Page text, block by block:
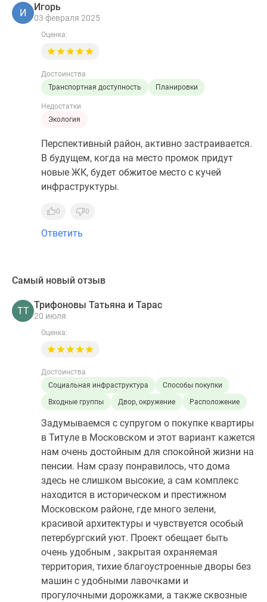
И
Игорь
03 февраля 2025
Оценка:
Достоинства
Транспортная доступность
Планировки
Недостатки
Экология
Перспективный район, активно застраивается.
В будущем, когда на место промок придут
новые ЖК, будет обжитое место с кучей
инфраструктуры.
0 0
Ответить
Самый новый отзыв
ТТ
Трифоновы Татьяна и Тарас
20 июля
Оценка:
Достоинства
Социальная инфраструктура
Способы покупки
Входные группы
Двор, окружение Расположение
Задумываемся с супругом о покупке квартиры
в Титуле в Московском и этот вариант кажется
нам очень достойным для спокойной жизни на
пенсии. Нам сразу понравилось, что дома
здесь не слишком высокие, а сам комплекс
находится в историческом и престижном
Московском районе, где много зелени,
красивой архитектуры и чувствуется особый
петербургский уют. Проект обещает быть
очень удобным , закрытая охраняемая
территория, тихие благоустроенные дворы без
машин с удобными лавочками и
прогулочными дорожками, а также сквозные